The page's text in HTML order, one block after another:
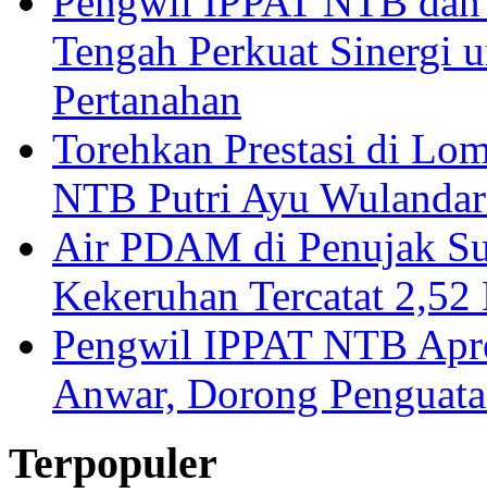
Tengah Perkuat Sinergi
Pertanahan
Torehkan Prestasi di
NTB Putri Ayu
Air PDAM di Penujak
Kekeruhan Tercatat
Pengwil IPPAT NTB
Anwar, Dorong
Terpopuler